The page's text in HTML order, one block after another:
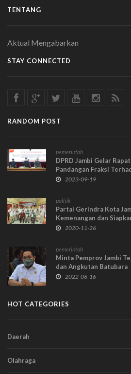
TENTANG
Aktual Mengabarkan
STAY CONNECTED
RANDOM POST
pemerintah
DPRD Jambi Gelar
Pandangan Fraksi
APBD2023-09-19
politik
Partai Gerindra Kota
Kemenangan dan
2020-11-26
pemerintah
Minta Pemprov Jambi
dan Angkutan Batubara
2022-06-16
HOT CATEGORIES
Daerah
Olahraga